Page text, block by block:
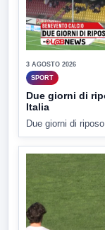
3 AGOSTO 2026
SPORT
Due giorni di
Italia
Due giorni di